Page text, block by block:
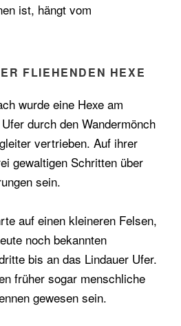
ist, hängt vom
FLIEHENDEN HEXE
wurde eine Hexe am
durch den Wandermönch
vertrieben. Auf ihrer
gewaltigen Schritten über
sein.
auf einen kleineren Felsen,
noch bekannten
bis an das Lindauer Ufer.
früher sogar menschliche
gewesen sein.